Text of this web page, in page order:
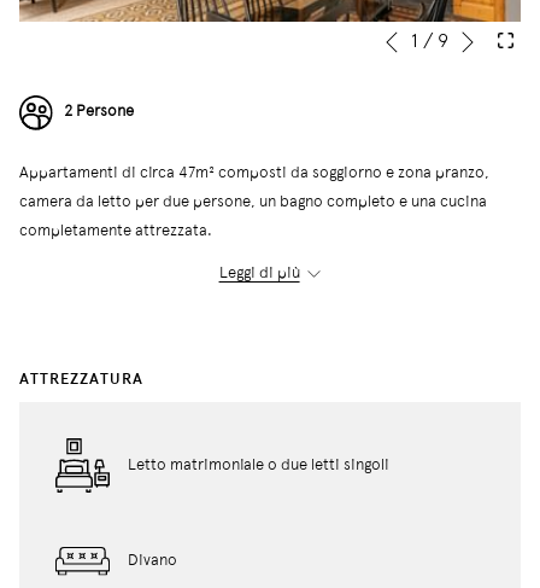
Pulsanti
Cliccando
aggiornerà
Precedente
1 / 9
2 Persone
Appartamenti di circa 47m² composti da soggiorno e zona pranzo,
camera da letto per due persone, un bagno completo e una cucina
completamente attrezzata.
Gli appartamenti Superior possono ospitare fino a 2 persone e
Leggi di più
ATTREZZATURA
Letto matrimoniale o due letti singoli
Divano